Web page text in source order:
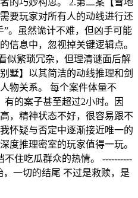
要玩家对所有人的动线进行还
。虽然诡计不难，但凶手可能
信息中，忽视掉关键逻辑点。
似繁琐冗杂，但理清谜面后解
墅】以其简洁的动线推理和剑
物关系。 每个案件体量不
的案子甚至超过2小时。因
，精神状态不好，很容易跟不
怀疑与否定中逐渐接近唯一的
度推理密室的玩家值得一玩。
住吃瓜群众的热情。 ----------
，一切的结尾 不过是救赎，是